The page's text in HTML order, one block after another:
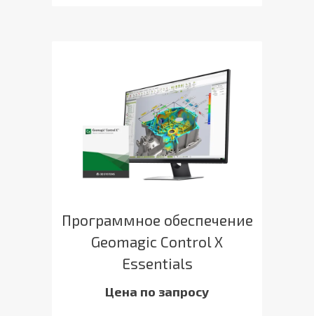
Программное обеспечение
Geomagic Control X
Essentials
Цена по запросу